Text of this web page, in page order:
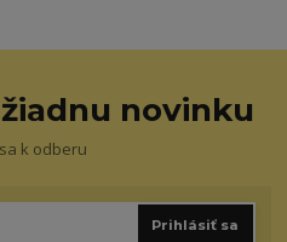
novinku
k odberu
Prihlásiť sa